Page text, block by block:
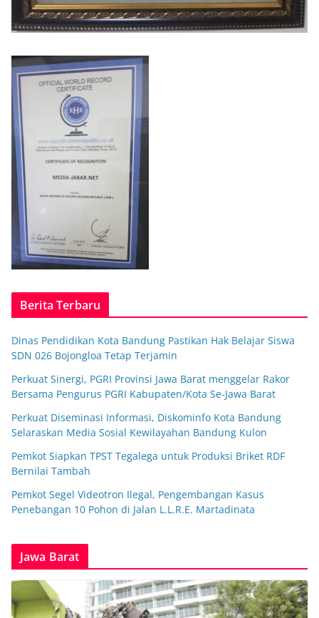
Berita Terbaru
Dinas Pendidikan Kota Bandung Pastikan Hak Belajar Siswa
SDN 026 Bojongloa Tetap Terjamin
Perkuat Sinergi, PGRI Provinsi Jawa Barat menggelar Rakor
Bersama Pengurus PGRI Kabupaten/Kota Se-Jawa Barat
Perkuat Diseminasi Informasi, Diskominfo Kota Bandung
Selaraskan Media Sosial Kewilayahan Bandung Kulon
Pemkot Siapkan TPST Tegalega untuk Produksi Briket RDF
Bernilai Tambah
Pemkot Segel Videotron Ilegal, Pengembangan Kasus
Penebangan 10 Pohon di Jalan L.L.R.E. Martadinata
Jawa Barat